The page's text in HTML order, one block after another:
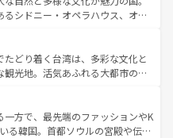
と豊かな歴史を感じることができ
、新着のアメリカ
参照してほしい。
リーンに輝く海をはじめ、豊かな
る人々を迎えてくれるハワイの
フードやハワイアンミュージッ
など、すべてがハワイの魅力を彩
のハワイ情報
してほしい。
るシドニー・オペラハウス、オー
そびえるウルル（エアーズロッ
い原生林やケアンズの熱帯雨林な
。また、カフェやワイン、オージ
実しており、サーフィンやダイ
、アウトドア好きにはたまらな
彩な魅力を存分に味わいつくそ
たどり着く台湾は、多彩な文化と
観光地。活気あふれる大都市の台
ある台湾東部など、都市の喧騒
ており、訪れる人に新しい発見と
また、奥深い台湾の食文化も魅
一方で、最先端のファッションやK
る韓国。首都ソウルの宮殿や伝統